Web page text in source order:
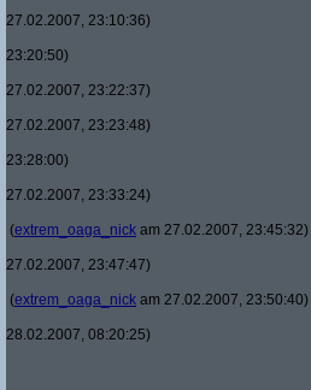
27.02.2007, 23:10:36)
23:20:50)
27.02.2007, 23:22:37)
27.02.2007, 23:23:48)
23:28:00)
27.02.2007, 23:33:24)
(extrem_oaga_nick am 27.02.2007, 23:45:32)
27.02.2007, 23:47:47)
(extrem_oaga_nick am 27.02.2007, 23:50:40)
28.02.2007, 08:20:25)